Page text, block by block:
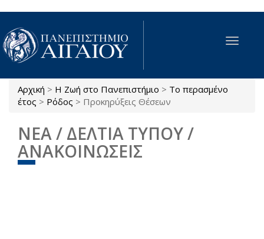
Παράκαμψη προς το κυρίως περιεχόμενο
Toggle
Είστε εδώ
Αρχική > Η Ζωή στο Πανεπιστήμιο > Το περασμένο
έτος > Ρόδος > Προκηρύξεις Θέσεων
ΝΕΑ / ΔΕΛΤΙΑ ΤΥΠΟΥ /
ΑΝΑΚΟΙΝΩΣΕΙΣ